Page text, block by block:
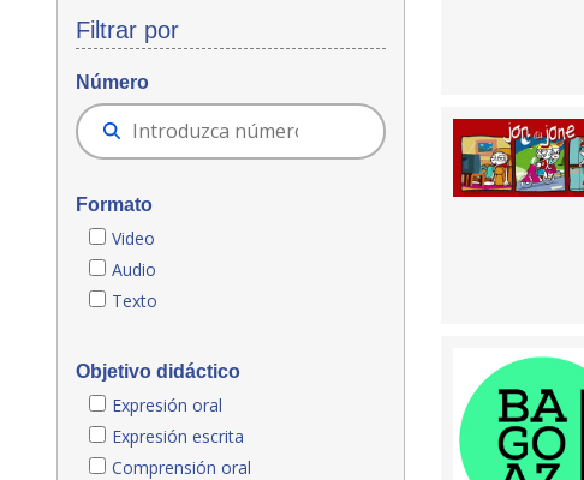
Filtrar por
Número
Formato
Video
Audio
Texto
Objetivo didáctico
Expresión oral
Expresión escrita
Comprensión oral